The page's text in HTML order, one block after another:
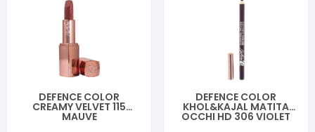
DEFENCE COLOR
CREAMY VELVET 115
MAUVE
DEFENCE COLOR
KHOL&KAJAL MATITA
OCCHI HD 306 VIOLET